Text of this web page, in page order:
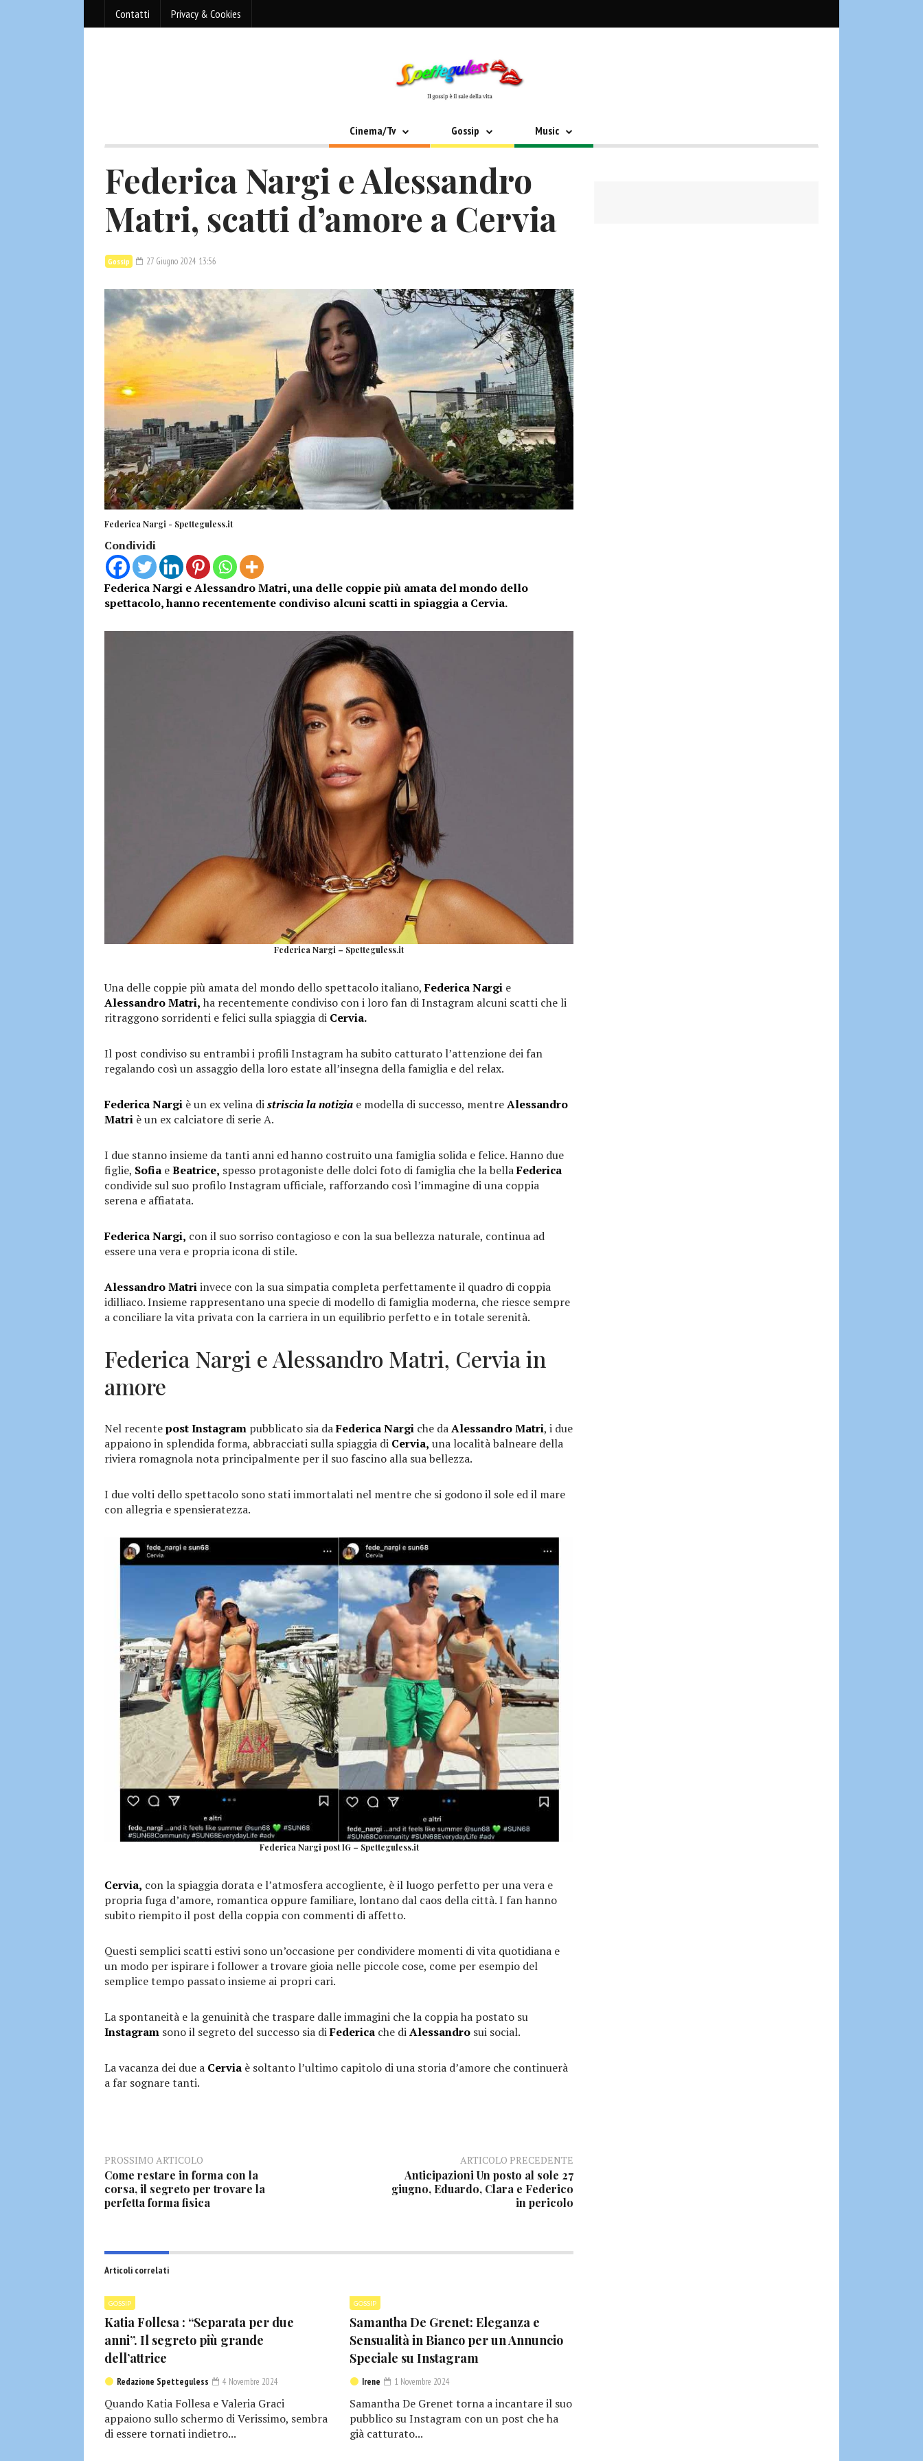
Contatti Privacy & Cookies
Cinema/Tv Gossip Music
Federica Nargi e Alessandro
Matri, scatti d’amore a Cervia
Gossip 27 Giugno 2024 13:56
Federica Nargi - Spetteguless.it
Condividi
Federica Nargi e Alessandro Matri, una delle coppie più amata del mondo dello
spettacolo, hanno recentemente condiviso alcuni scatti in spiaggia a Cervia.
Federica Nargi – Spetteguless.it
Una delle coppie più amata del mondo dello spettacolo italiano,Federica Nargi e
Alessandro Matri, ha recentemente condiviso con i loro fan di Instagram alcuni scatti che li
ritraggono sorridenti e felici sulla spiaggia di Cervia.
Il post condiviso su entrambi i profili Instagram ha subito catturato l’attenzione dei fan
regalando così un assaggio della loro estate all’insegna della famiglia e del relax.
Federica Nargi è un ex velina distriscia la notizia e modella di successo, mentreAlessandro
Matri è un ex calciatore di serie A.
I due stanno insieme da tanti anni ed hanno costruito una famiglia solida e felice. Hanno due
figlie, Sofia eBeatrice, spesso protagoniste delle dolci foto di famiglia che la bellaFederica
condivide sul suo profilo Instagram ufficiale, rafforzando così l’immagine di una coppia
serena e affiatata.
Federica Nargi, con il suo sorriso contagioso e con la sua bellezza naturale, continua ad
essere una vera e propria icona di stile.
Alessandro Matriinvece con la sua simpatia completa perfettamente il quadro di coppia
idilliaco. Insieme rappresentano una specie di modello di famiglia moderna, che riesce sempre
a conciliare la vita privata con la carriera in un equilibrio perfetto e in totale serenità.
Federica Nargi e Alessandro Matri, Cervia in
amore
Nel recentepost Instagram pubblicato sia daFederica Nargi che daAlessandro Matri, i due
appaiono in splendida forma, abbracciati sulla spiaggia di Cervia, una località balneare della
riviera romagnola nota principalmente per il suo fascino alla sua bellezza.
I due volti dello spettacolo sono stati immortalati nel mentre che si godono il sole ed il mare
con allegria e spensieratezza.
Federica Nargi post IG – Spetteguless.it
Cervia, con la spiaggia dorata e l’atmosfera accogliente, è il luogo perfetto per una vera e
propria fuga d’amore, romantica oppure familiare, lontano dal caos della città. I fan hanno
subito riempito il post della coppia con commenti di affetto.
Questi semplici scatti estivi sono un’occasione per condividere momenti di vita quotidiana e
un modo per ispirare i follower a trovare gioia nelle piccole cose, come per esempio del
semplice tempo passato insieme ai propri cari.
La spontaneità e la genuinità che traspare dalle immagini che la coppia ha postato su
Instagram sono il segreto del successo sia diFederica che diAlessandro sui social.
La vacanza dei due a Cervia è soltanto l’ultimo capitolo di una storia d’amore che continuerà
a far sognare tanti.
PROSSIMO ARTICOLO
Come restare in forma con la
corsa, il segreto per trovare la
perfetta forma fisica
ARTICOLO PRECEDENTE
Anticipazioni Un posto al sole 27
giugno, Eduardo, Clara e Federico
in pericolo
Articoli correlati
GOSSIP
Katia Follesa : “Separata per due
anni”. Il segreto più grande
dell’attrice
Redazione Spetteguless 4 Novembre 2024
Quando Katia Follesa e Valeria Graci
appaiono sullo schermo di Verissimo, sembra
di essere tornati indietro...
GOSSIP
Samantha De Grenet: Eleganza e
Sensualità in Bianco per un Annuncio
Speciale su Instagram
Irene 1 Novembre 2024
Samantha De Grenet torna a incantare il suo
pubblico su Instagram con un post che ha
già catturato...